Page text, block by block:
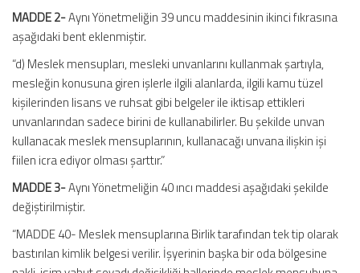
MADDE 2-Aynı Yönetmeliğin 39 uncu maddesinin ikinci fıkrasına
aşağıdaki bent eklenmiştir.
“d) Meslek mensupları, mesleki unvanlarını kullanmak şartıyla,
mesleğin konusuna giren işlerle ilgili alanlarda, ilgili kamu tüzel
kişilerinden lisans ve ruhsat gibi belgeler ile iktisap ettikleri
unvanlarından sadece birini de kullanabilirler. Bu şekilde unvan
kullanacak meslek mensuplarının, kullanacağı unvana ilişkin işi
fiilen icra ediyor olması şarttır.”
MADDE 3-Aynı Yönetmeliğin 40 ıncı maddesi aşağıdaki şekilde
değiştirilmiştir.
“MADDE 40- Meslek mensuplarına Birlik tarafından tek tip olarak
bastırılan kimlik belgesi verilir. İşyerinin başka bir oda bölgesine